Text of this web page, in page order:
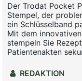
Der Trodat Pocket
Stempel, der
ein Schlüsselband
Mit dem
stempeln Sie
Patientenakten
REDAKTION